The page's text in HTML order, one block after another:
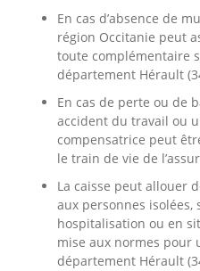
En cas d’absence de
région Occitanie peut
toute complémentaire
département Hérault
En cas de perte ou de
accident du travail ou
compensatrice peut
le train de vie de
La caisse peut allouer
aux personnes isolées,
hospitalisation ou en
mise aux normes pour
département Hérault